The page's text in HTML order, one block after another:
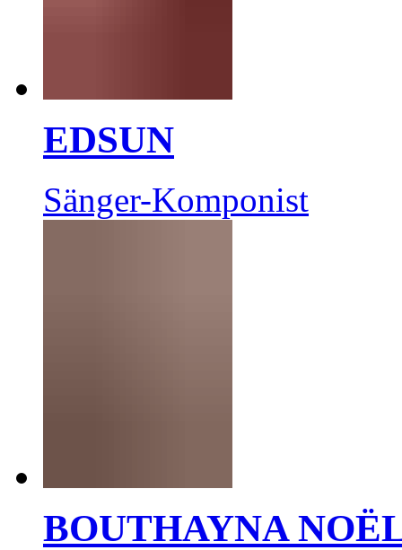
EDSUN
Sänger-Komponist
BOUTHAYNA